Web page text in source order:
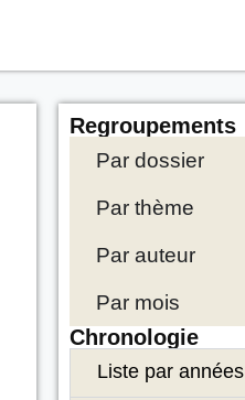
Regroupements
Par dossier
Par thème
Par auteur
Par mois
Chronologie
Liste par années